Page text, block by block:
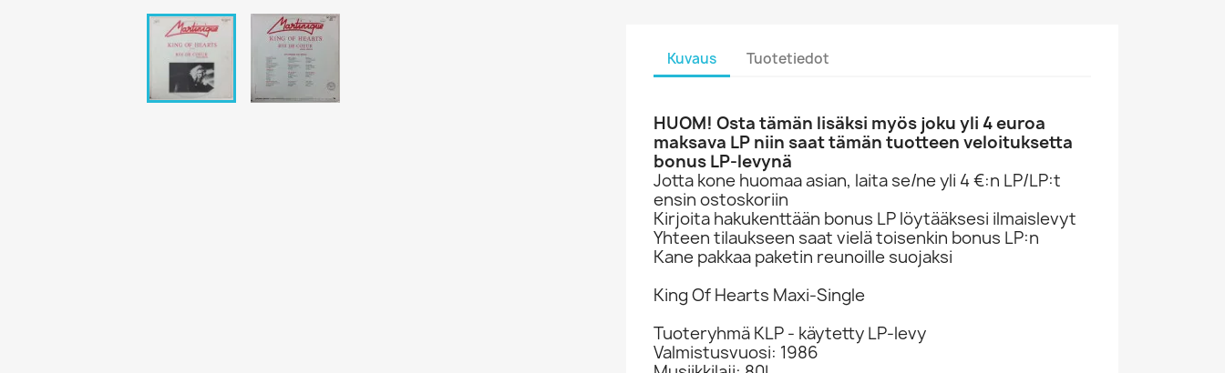
Kuvaus Tuotetiedot
HUOM! Osta tämän lisäksi myös joku yli 4 euroa
maksava LP niin saat tämän tuotteen veloituksetta
bonus LP-levynä
Jotta kone huomaa asian, laita se/ne yli 4 €:n LP/LP:t
ensin ostoskoriin
Kirjoita hakukenttään bonus LP löytääksesi ilmaislevyt
Yhteen tilaukseen saat vielä toisenkin bonus LP:n
Kane pakkaa paketin reunoille suojaksi
King Of Hearts Maxi-Single
Tuoteryhmä KLP - käytetty LP-levy
Valmistusvuosi: 1986